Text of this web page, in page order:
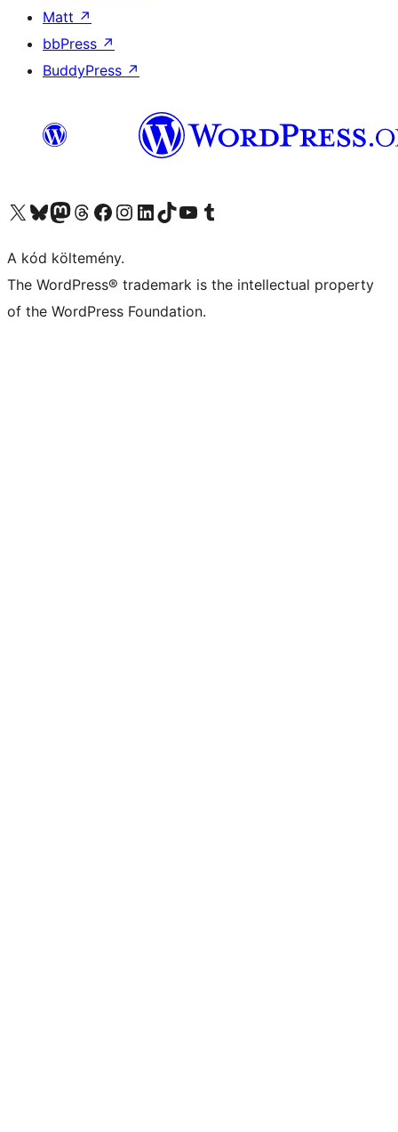
Matt ↗
bbPress ↗
BuddyPress ↗
Visit our X (formerly Twitter) account
Visit our Bluesky account
Twitter csatornánk
Visit our Threads account
Facebook oldalunk megtekintése
Visit our Instagram account
Visit our LinkedIn account
Visit our TikTok account
Visit our YouTube channel
Visit our Tumblr account
A kód költemény.
The WordPress® trademark is the intellectual property
of the WordPress Foundation.